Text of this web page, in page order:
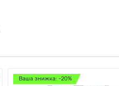
Ваша знижка: -20%